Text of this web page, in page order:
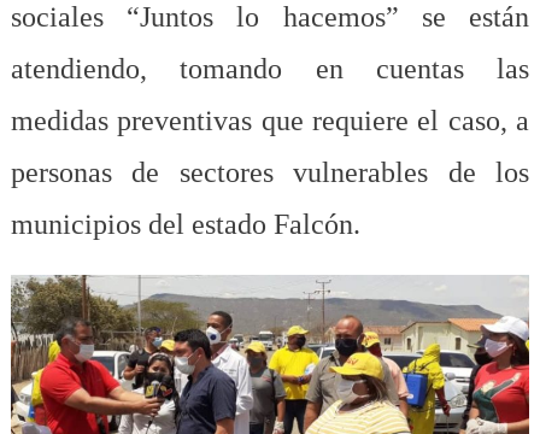
sociales “Juntos lo hacemos” se están
atendiendo, tomando en cuentas las
medidas preventivas que requiere el caso, a
personas de sectores vulnerables de los
municipios del estado Falcón.